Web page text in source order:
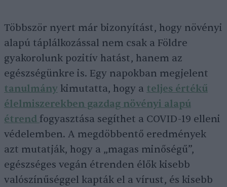
Többször nyert már bizonyítást, hogy növényi
alapú táplálkozással nem csak a Földre
gyakorolunk pozitív hatást, hanem az
egészségünkre is. Egy napokban megjelent
tanulmány kimutatta, hogy a teljes értékű
élelmiszerekben gazdag növényi alapú
étrend fogyasztása segíthet a COVID-19 elleni
védelemben. A megdöbbentő eredmények
azt mutatják, hogy a „magas minőségű”,
egészséges vegán étrenden élők kisebb
valószínűséggel kapták el a vírust, és kisebb